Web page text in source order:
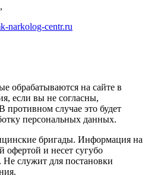
narkolog-centr.ru
обрабатываются на сайте в
если вы не согласны,
противном случае это будет
персональных данных.
бригады. Информация на
офертой и несет сугубо
служит для постановки